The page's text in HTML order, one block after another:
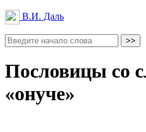
В.И. Даль
Пословицы со
«онуче»